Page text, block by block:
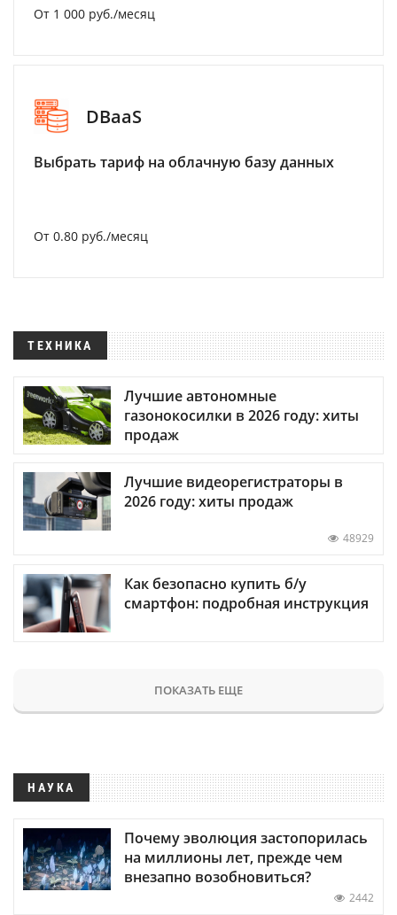
От 1 000 руб./месяц
DBaaS
Выбрать тариф на облачную базу данных
От 0.80 руб./месяц
ТЕХНИКА
Лучшие автономные
газонокосилки в 2026 году: хиты
продаж
Лучшие видеорегистраторы в
2026 году: хиты продаж
48929
Как безопасно купить б/у
смартфон: подробная инструкция
ПОКАЗАТЬ ЕЩЕ
НАУКА
Почему эволюция застопорилась
на миллионы лет, прежде чем
внезапно возобновиться?
2442